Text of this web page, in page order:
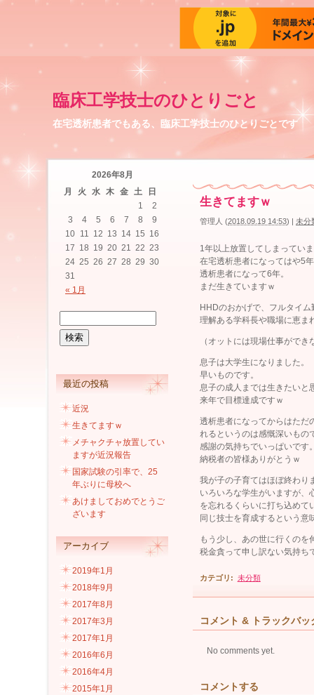
臨床工学技士のひとりごと
在宅透析患者でもある、臨床工学技士のひとりごとです
生きてますｗ
管理人 (2018.09.19 14:53) | 未分
1年以上放置してしまってい
在宅透析患者になってはや5
透析患者になって6年。
まだ生きていますｗ
HHDのおかげで、フルタイ
理解ある学科長や職場に恵ま
（オットには現場仕事がで
息子は大学生になりました。
早いものです。
息子の成人までは生きたいと
来年で目標達成ですｗ
透析患者になってからはただ
れるというのは感慨深いもの
感謝の気持ちでいっぱいです
納税者の皆様ありがとうｗ
我が子の子育てはほぼ終わり
いろいろな学生がいますが、
を忘れるくらいに打ち込めて
同じ技士を育成するという
もう少し、あの世に行くのを
税金貪って申し訳ない気持ち
カテゴリ : 未分類
コメント & トラックバッ
No comments yet.
コメントする
2026年8月
月
火 水 木 金 土 日
« 1月
1
2
3
4 5 6 7 8
9
10 11 12 13 14 15 16
17 18 19 20 21 22 23
24 25 26 27 28 29 30
31
最近の投稿
近況
生きてますｗ
メチャクチャ放置してい
ますが近況報告
国家試験の引率で、25
年ぶりに母校へ
あけましておめでとうご
ざいます
アーカイブ
2019年1月
2018年9月
2017年8月
2017年3月
2017年1月
2016年6月
2016年4月
2015年1月